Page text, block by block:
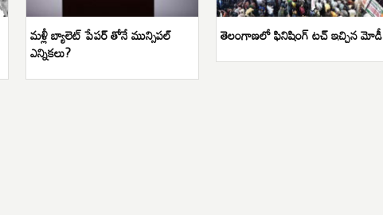
మళ్లీ బ్యాలెట్ పేపర్ తోనే మున్సిపల్
ఎన్నికలు?
తెలంగాణలో ఫినిషింగ్ టచ్ ఇచ్చిన మోడీ